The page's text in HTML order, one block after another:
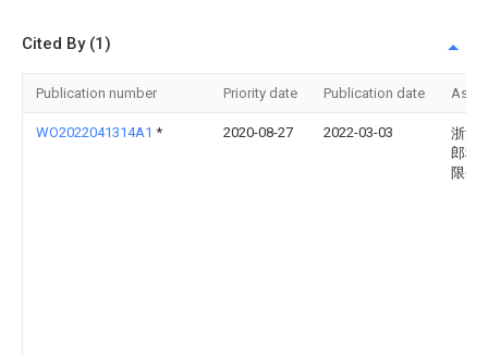
Cited By (1)
Publication number Priority date Publication date
WO2022041314A1 * 2020-08-27 2022-03-03
浙江
郎科
限公